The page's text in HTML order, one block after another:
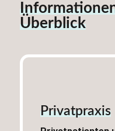
Überblick
Privatpraxis